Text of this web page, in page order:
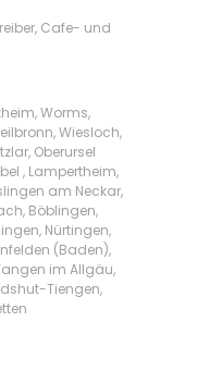
Cafe- und
Worms,
Wiesloch,
Oberursel
, Lampertheim,
am Neckar,
Böblingen,
Nürtingen,
(Baden),
im Allgäu,
Tiengen,